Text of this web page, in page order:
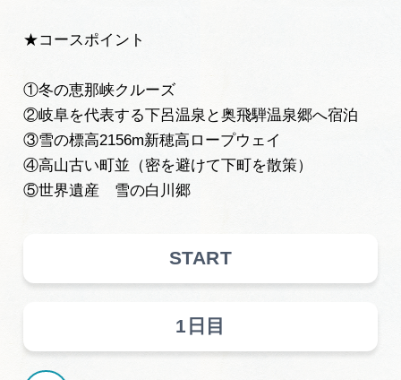
運営組織
広告掲載
サイトポリシー
★コースポイント
①冬の恵那峡クルーズ
②岐阜を代表する下呂温泉と奥飛騨温泉郷へ宿泊
③雪の標高2156m新穂高ロープウェイ
④高山古い町並（密を避けて下町を散策）
⑤世界遺産 雪の白川郷
START
1日目